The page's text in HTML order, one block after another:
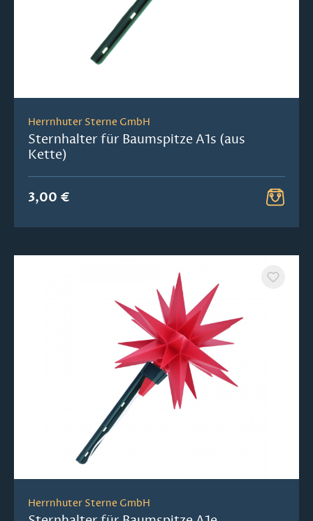
Herrnhuter Sterne GmbH
Sternhalter für Baumspitze A1s (aus
Kette)
3,00 €
Herrnhuter Sterne GmbH